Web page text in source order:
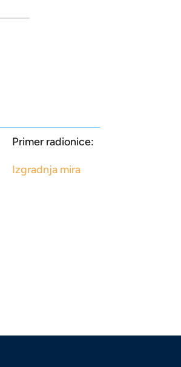
Primer radionice:
Izgradnja mira